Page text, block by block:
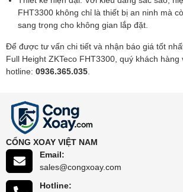
FHT3300 không chỉ là thiết bị an ninh mà
sang trọng cho không gian lắp đặt.
Để được tư vấn chi tiết và nhận báo giá tốt
Full Height ZKTeco FHT3300, quý khách hàng
hotline: 0936.365.035
CỔNG XOAY VIỆT NAM
Email:
sales@congxoay.com
Hotline: